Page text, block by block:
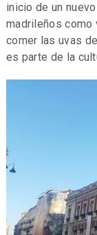
inicio de un
madrileños como
comer las uvas
es parte de la